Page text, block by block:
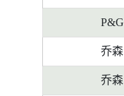
P&G
乔森
乔森